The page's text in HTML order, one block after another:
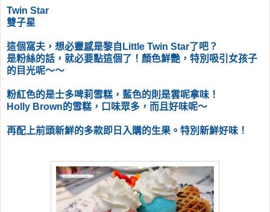
Twin Star
雙子星
這個窩夫，想必靈感是黎自Little Twin Star了吧？
是粉絲的話，就必要點這個了！顏色鮮艷，特別吸引女孩子
的目光呢～～
粉紅色的是士多啤莉雪糕，藍色的則是雲呢拿味！
Holly Brown的雪糕，口味眾多，而且好味呢～
再配上前頭新鮮的多款即日入購的生果。特別新鮮好味！